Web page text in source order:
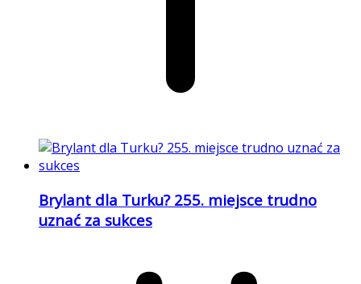
Brylant dla Turku? 255. miejsce trudno
uznać za sukces